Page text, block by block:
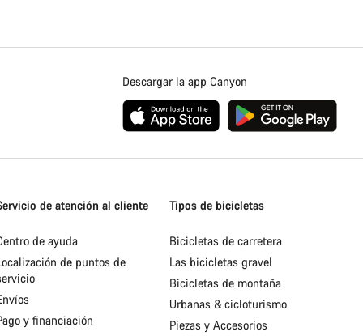
Descargar la app Canyon
de atención al cliente
de ayuda
de puntos de
y financiación
Tipos de bicicletas
Bicicletas de carretera
Las bicicletas gravel
Bicicletas de montaña
Urbanas & cicloturismo
Piezas y Accesorios